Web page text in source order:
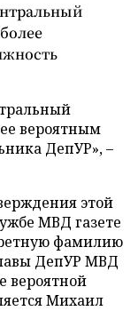
вероятным
ДепУР», –
этой
МВД газете
фамилию
ДепУР МВД
вероятной
Михаил